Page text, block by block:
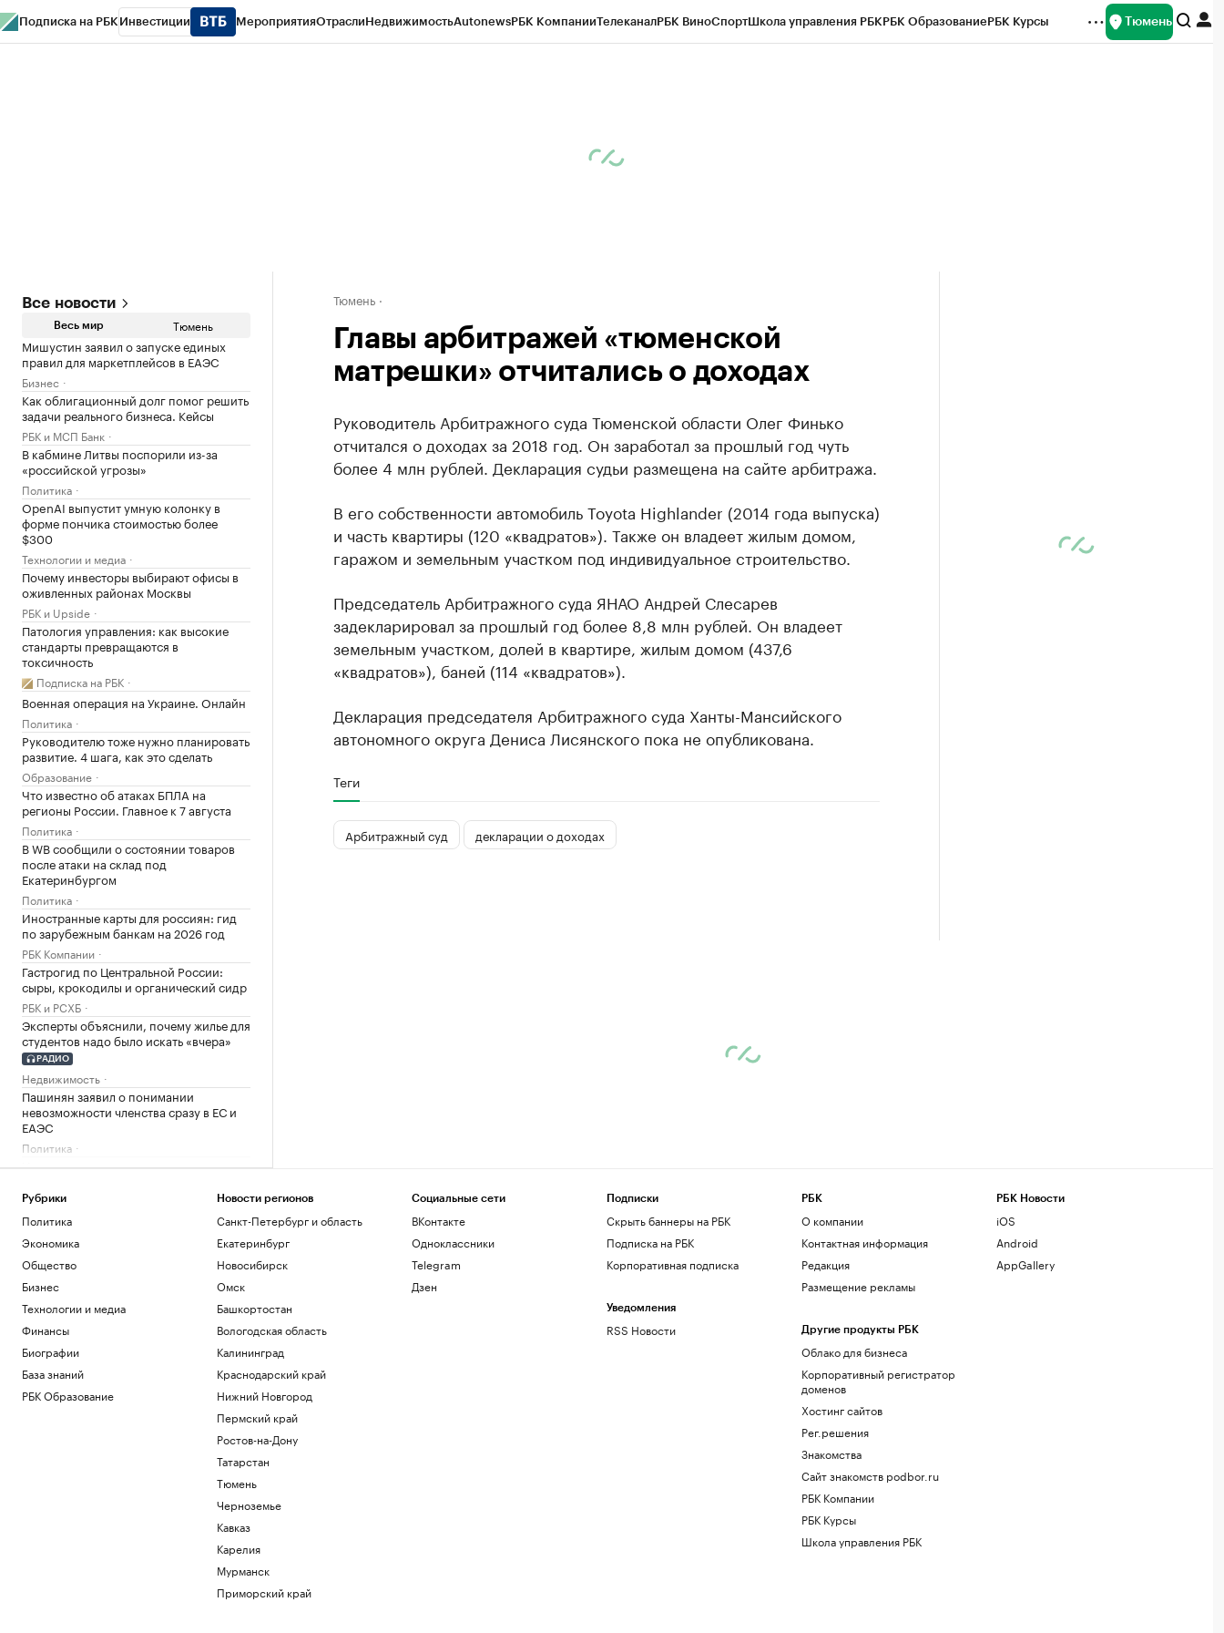
Подписка на РБК Инвестиции МероприятияОтраслиНедвижимостьAutonewsРБК КомпанииТелеканалРБК ВиноСпортШкола управления РБКРБК ОбразованиеРБК Курсы Тюмень
Все новости
Весь мир Тюмень
Мишустин заявил о запуске единых
правил для маркетплейсов в ЕАЭС
Бизнес
Как облигационный долг помог решить
задачи реального бизнеса. Кейсы
РБК и МСП Банк
В кабмине Литвы поспорили из-за
«российской угрозы»
Политика
OpenAI выпустит умную колонку в
форме пончика стоимостью более
$300
Технологии и медиа
Почему инвесторы выбирают офисы в
оживленных районах Москвы
РБК и Upside
Патология управления: как высокие
стандарты превращаются в
токсичность
Подписка на РБК
Военная операция на Украине. Онлайн
Политика
Руководителю тоже нужно планировать
развитие. 4 шага, как это сделать
Образование
Что известно об атаках БПЛА на
регионы России. Главное к 7 августа
Политика
В WB сообщили о состоянии товаров
после атаки на склад под
Екатеринбургом
Политика
Иностранные карты для россиян: гид
по зарубежным банкам на 2026 год
РБК Компании
Гастрогид по Центральной России:
сыры, крокодилы и органический сидр
РБК и РСХБ
Эксперты объяснили, почему жилье для
студентов надо было искать «вчера»
РАДИО
Недвижимость
Пашинян заявил о понимании
невозможности членства сразу в ЕС и
ЕАЭС
Политика
Иран предложил запретить проход
Политика
Корпоративный налог в ОАЭ: как не
года
Подписка на РБК
Инвесторы вложили рекордные ₽33,7
млрд в фонды денежного рынка в июле
Инвестиции
В результате нападений на
криптоинвесторов украдено $30 млн с
начала года
Крипто
Финансы после 60: ошибки, которые
Тюмень
Главы арбитражей «тюменской
матрешки» отчитались о доходах
Руководитель Арбитражного суда Тюменской области Олег Финько
отчитался о доходах за 2018 год. Он заработал за прошлый год чуть
более 4 млн рублей. Декларация судьи размещена на сайте арбитража.
В его собственности автомобиль Toyota Highlander (2014 года выпуска)
и часть квартиры (120 «квадратов»). Также он владеет жилым домом,
гаражом и земельным участком под индивидуальное строительство.
Председатель Арбитражного суда ЯНАО Андрей Слесарев
задекларировал за прошлый год более 8,8 млн рублей. Он владеет
земельным участком, долей в квартире, жилым домом (437,6
«квадратов»), баней (114 «квадратов»).
Декларация председателя Арбитражного суда Ханты-Мансийского
автономного округа Дениса Лисянского пока не опубликована.
Теги
Арбитражный суд декларации о доходах
Рубрики
Политика
Экономика
Общество
Бизнес
Технологии и медиа
Финансы
Биографии
База знаний
РБК Образование
Новости регионов
Санкт-Петербург и область
Екатеринбург
Новосибирск
Омск
Башкортостан
Вологодская область
Калининград
Краснодарский край
Нижний Новгород
Пермский край
Ростов-на-Дону
Татарстан
Тюмень
Черноземье
Кавказ
Карелия
Мурманск
Приморский край
Социальные сети
ВКонтакте
Одноклассники
Telegram
Дзен
Подписки
Скрыть баннеры на РБК
Подписка на РБК
Корпоративная подписка
Уведомления
RSS Новости
РБК
О компании
Контактная информация
Редакция
Размещение рекламы
Другие продукты РБК
Облако для бизнеса
Корпоративный регистратор
доменов
Хостинг сайтов
Рег.решения
Знакомства
Сайт знакомств podbor.ru
РБК Компании
РБК Курсы
Школа управления РБК
РБК Новости
iOS
Android
AppGallery